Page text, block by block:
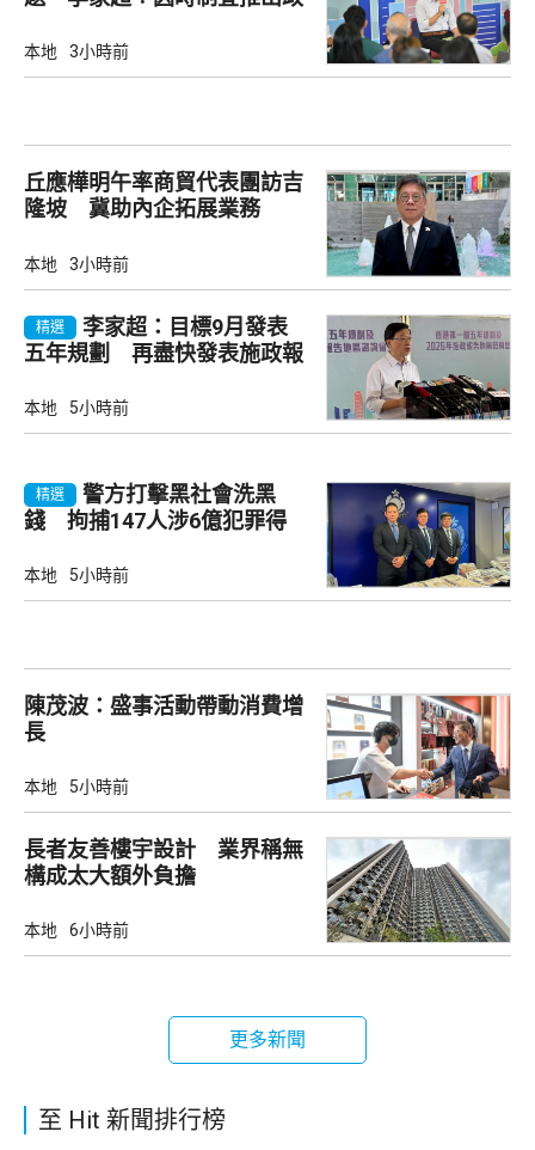
本地 3小時前
丘應樺明午率商貿代表團訪吉
隆坡 冀助內企拓展業務
本地 3小時前
精選
李家超：目標9月發表
五年規劃 再盡快發表施政報
本地 5小時前
精選
警方打擊黑社會洗黑
錢 拘捕147人涉6億犯罪得
本地 5小時前
陳茂波：盛事活動帶動消費增
長
本地 5小時前
長者友善樓宇設計 業界稱無
構成太大額外負擔
本地 6小時前
更多新聞
至 Hit 新聞排行榜